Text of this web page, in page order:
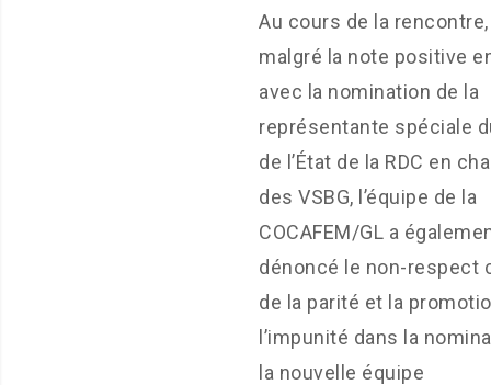
Au cours de la
malgré la note positive
avec la nomination de la
représentante spéciale
de l’État de la RDC en
des VSBG, l’équipe de la
COCAFEM/GL a
dénoncé le non-respect
de la parité et la
l’impunité dans la
la nouvelle équipe